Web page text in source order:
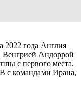
2022 года Англия
Венгрией Андоррой
с первого места,
с командами Ирана,